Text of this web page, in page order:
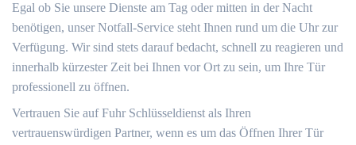
Egal ob Sie unsere Dienste am Tag oder mitten in der Nacht
benötigen, unser Notfall-Service steht Ihnen rund um die Uhr zur
Verfügung.​ Wir sind stets darauf bedacht, schnell zu reagieren und
innerhalb kürzester Zeit bei Ihnen vor Ort zu sein, um Ihre Tür
professionell zu öffnen.​
Vertrauen Sie auf Fuhr Schlüsseldienst als Ihren
vertrauenswürdigen Partner, wenn es um das Öffnen Ihrer Tür